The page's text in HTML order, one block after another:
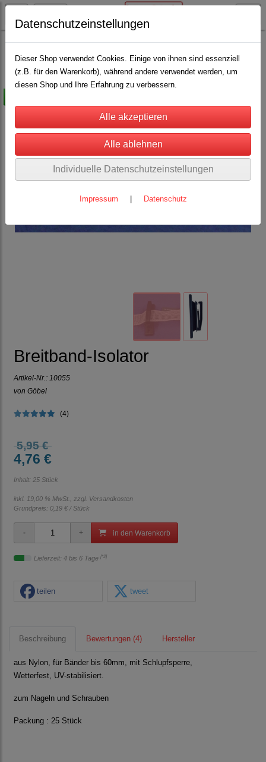
Weidezaun Isolatoren Breitband-Isolatoren
Breitband-Isolator
Artikel-Nr.: 10055
von Göbel
(4)
5,95 €
4,76 €
Inhalt: 25 Stück
inkl. 19,00 % MwSt., zzgl. Versandkosten
Grundpreis: 0,19 € / Stück
in den Warenkorb
Lieferzeit: 4 bis 6 Tage [*2]
teilen tweet
Beschreibung Bewertungen (4) Hersteller
aus Nylon, für Bänder bis 60mm, mit Schlupfsperre,
Wetterfest, UV-stabilisiert.
zum Nageln und Schrauben
Packung : 25 Stück
Datenschutzeinstellungen
Dieser Shop verwendet Cookies. Einige von ihnen sind essenziell
(z.B. für den Warenkorb), während andere verwendet werden, um
diesen Shop und Ihre Erfahrung zu verbessern.
Individuelle Datenschutzeinstellungen
Impressum Datenschutz